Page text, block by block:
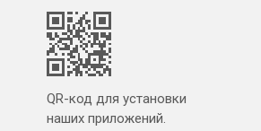
QR-код для установки
наших приложений.